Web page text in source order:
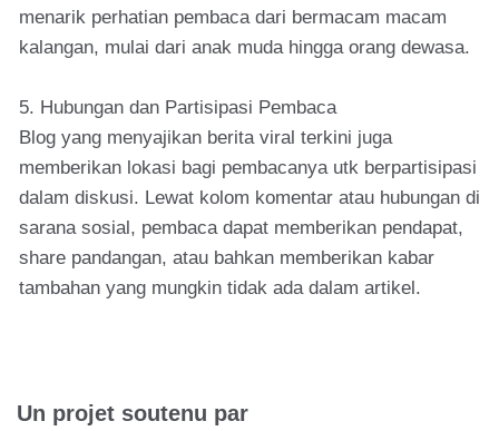
menarik perhatian pembaca dari bermacam macam
kalangan, mulai dari anak muda hingga orang dewasa.
5. Hubungan dan Partisipasi Pembaca
Blog yang menyajikan berita viral terkini juga
memberikan lokasi bagi pembacanya utk berpartisipasi
dalam diskusi. Lewat kolom komentar atau hubungan di
sarana sosial, pembaca dapat memberikan pendapat,
share pandangan, atau bahkan memberikan kabar
tambahan yang mungkin tidak ada dalam artikel.
Un projet soutenu par